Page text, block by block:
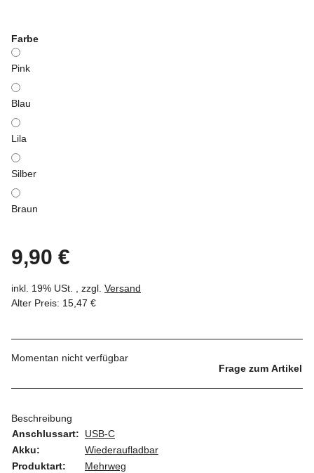
Farbe
Pink
Blau
Lila
Silber
Braun
9,90 €
inkl. 19% USt. , zzgl. Versand
Alter Preis: 15,47 €
Momentan nicht verfügbar
Frage zum Artikel
Beschreibung
Anschlussart:
USB-C
Akku:
Wiederaufladbar
Produktart:
Mehrweg